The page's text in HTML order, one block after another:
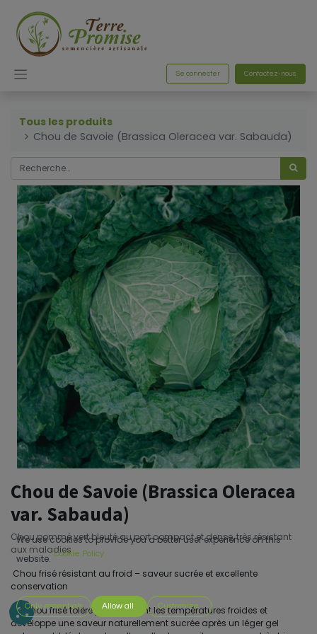
Se connecter Contactez-nous
Tous les produits
Chou de Savoie (Brassica Oleracea var. Sabauda)
Chou de Savoie (Brassica Oleracea
var. Sabauda)
Chou pommé vert bleuté au port compact et dense, très résistant
aux maladies
Chou frisé résistant au froid – saveur sucrée et excellente
conservation
Ce chou frisé tolère parfaitement les températures froides et
développe une saveur naturellement sucrée après un léger gel
We use cookies to provide you a better user experience on this
website. Cookie Policy
Only essentials Allow all Customize